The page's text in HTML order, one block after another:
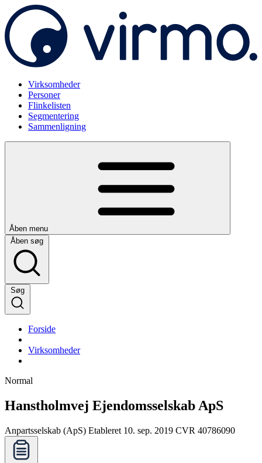
Virksomheder
Personer
Flinkelisten
Segmentering
Sammenligning
Åben menu
Åben søg
Søg
Forside
Virksomheder
Normal
Hanstholmvej Ejendomsselskab ApS
Anpartsselskab (ApS) Etableret 10. sep. 2019 CVR 40786090